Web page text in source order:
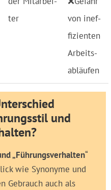
ter
von in­ef­
fi­zien­ten
Ar­beits­
ab­läu­fen
und
„Führungsverhalten“
wie Synonyme und
Gebrauch auch als